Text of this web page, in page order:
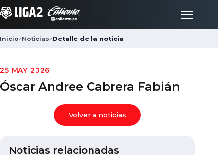
Inicio
LigaFan
Inicio>Noticias>Detalle de la noticia
25 MAY 2026
Óscar Andree Cabrera Fabián
Volver a noticias
Noticias relacionadas